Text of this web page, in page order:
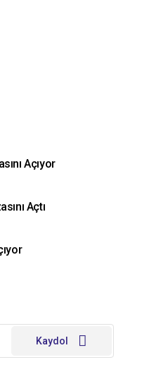
Açıyor
Açtı
Kaydol